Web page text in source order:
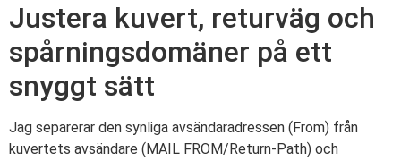
Justera kuvert, returväg och
spårningsdomäner på ett
snyggt sätt
Jag separerar den synliga avsändaradressen (From) från
kuvertets avsändare (MAIL FROM/Return-Path) och